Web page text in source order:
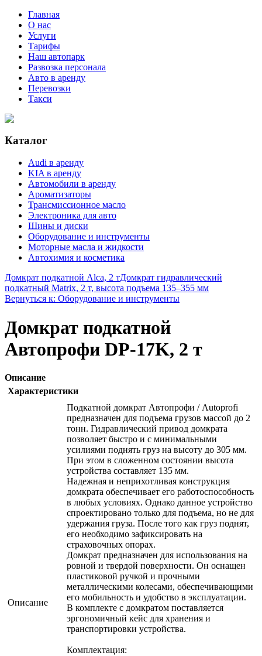
Главная
О нас
Услуги
Тарифы
Наш автопарк
Развозка персонала
Авто в аренду
Перевозки
Такси
Каталог
Audi в аренду
KIA в аренду
Автомобили в аренду
Ароматизаторы
Трансмиссионное масло
Электроника для авто
Шины и диски
Оборудование и инструменты
Моторные масла и жидкости
Автохимия и косметика
Домкрат подкатной Alca, 2 тДомкрат гидравлический
подкатный Matrix, 2 т, высота подъема 135–355 мм
Вернуться к: Оборудование и инструменты
Домкрат подкатной
Автопрофи DP-17K, 2 т
Описание
Характеристики
Описание
Подкатной домкрат Автопрофи / Autoprofi
предназначен для подъема грузов массой до 2
тонн. Гидравлический привод домкрата
позволяет быстро и с минимальными
усилиями поднять груз на высоту до 305 мм.
При этом в сложенном состоянии высота
устройства составляет 135 мм.
Надежная и неприхотливая конструкция
домкрата обеспечивает его работоспособность
в любых условиях. Однако данное устройство
спроектировано только для подъема, но не для
удержания груза. После того как груз поднят,
его необходимо зафиксировать на
страховочных опорах.
Домкрат предназначен для использования на
ровной и твердой поверхности. Он оснащен
пластиковой ручкой и прочными
металлическими колесами, обеспечивающими
его мобильность и удобство в эксплуатации.
В комплекте с домкратом поставляется
эргономичный кейс для хранения и
транспортировки устройства.
Комплектация: